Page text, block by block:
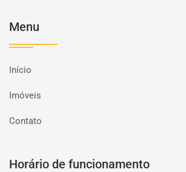
Menu
Início
Imóveis
Contato
Horário de funcionamento